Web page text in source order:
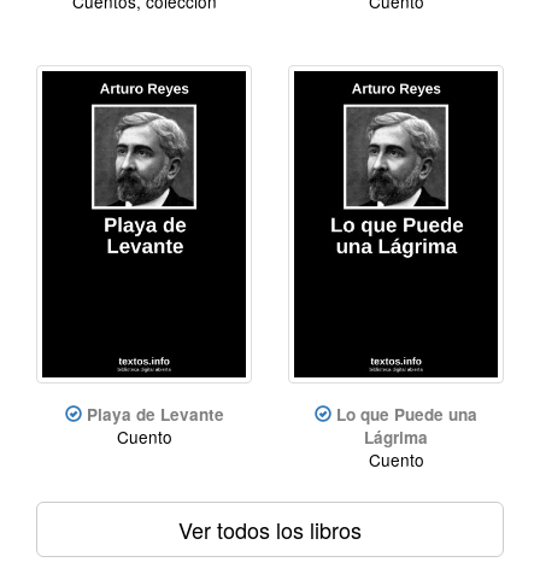
Playa de Levante
Cuento
Lo que Puede una
Lágrima
Cuento
Ver todos los libros